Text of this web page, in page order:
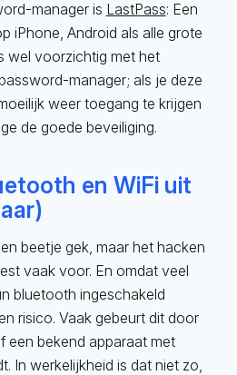
manager is LastPass: Een
iPhone, Android als alle grote
wel voorzichtig met het
manager; als je deze
weer toegang te krijgen
de goede beveiliging.
en WiFi uit
beetje gek, maar het hacken
vaak voor. En omdat veel
bluetooth ingeschakeld
risico. Vaak gebeurt dit door
een bekend apparaat met
In werkelijkheid is dat niet zo,